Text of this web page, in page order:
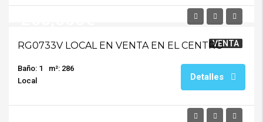
VENTA
RG0733V LOCAL EN VENTA EN EL CENTRO
Baño: 1
m²: 286
Local
Detalles